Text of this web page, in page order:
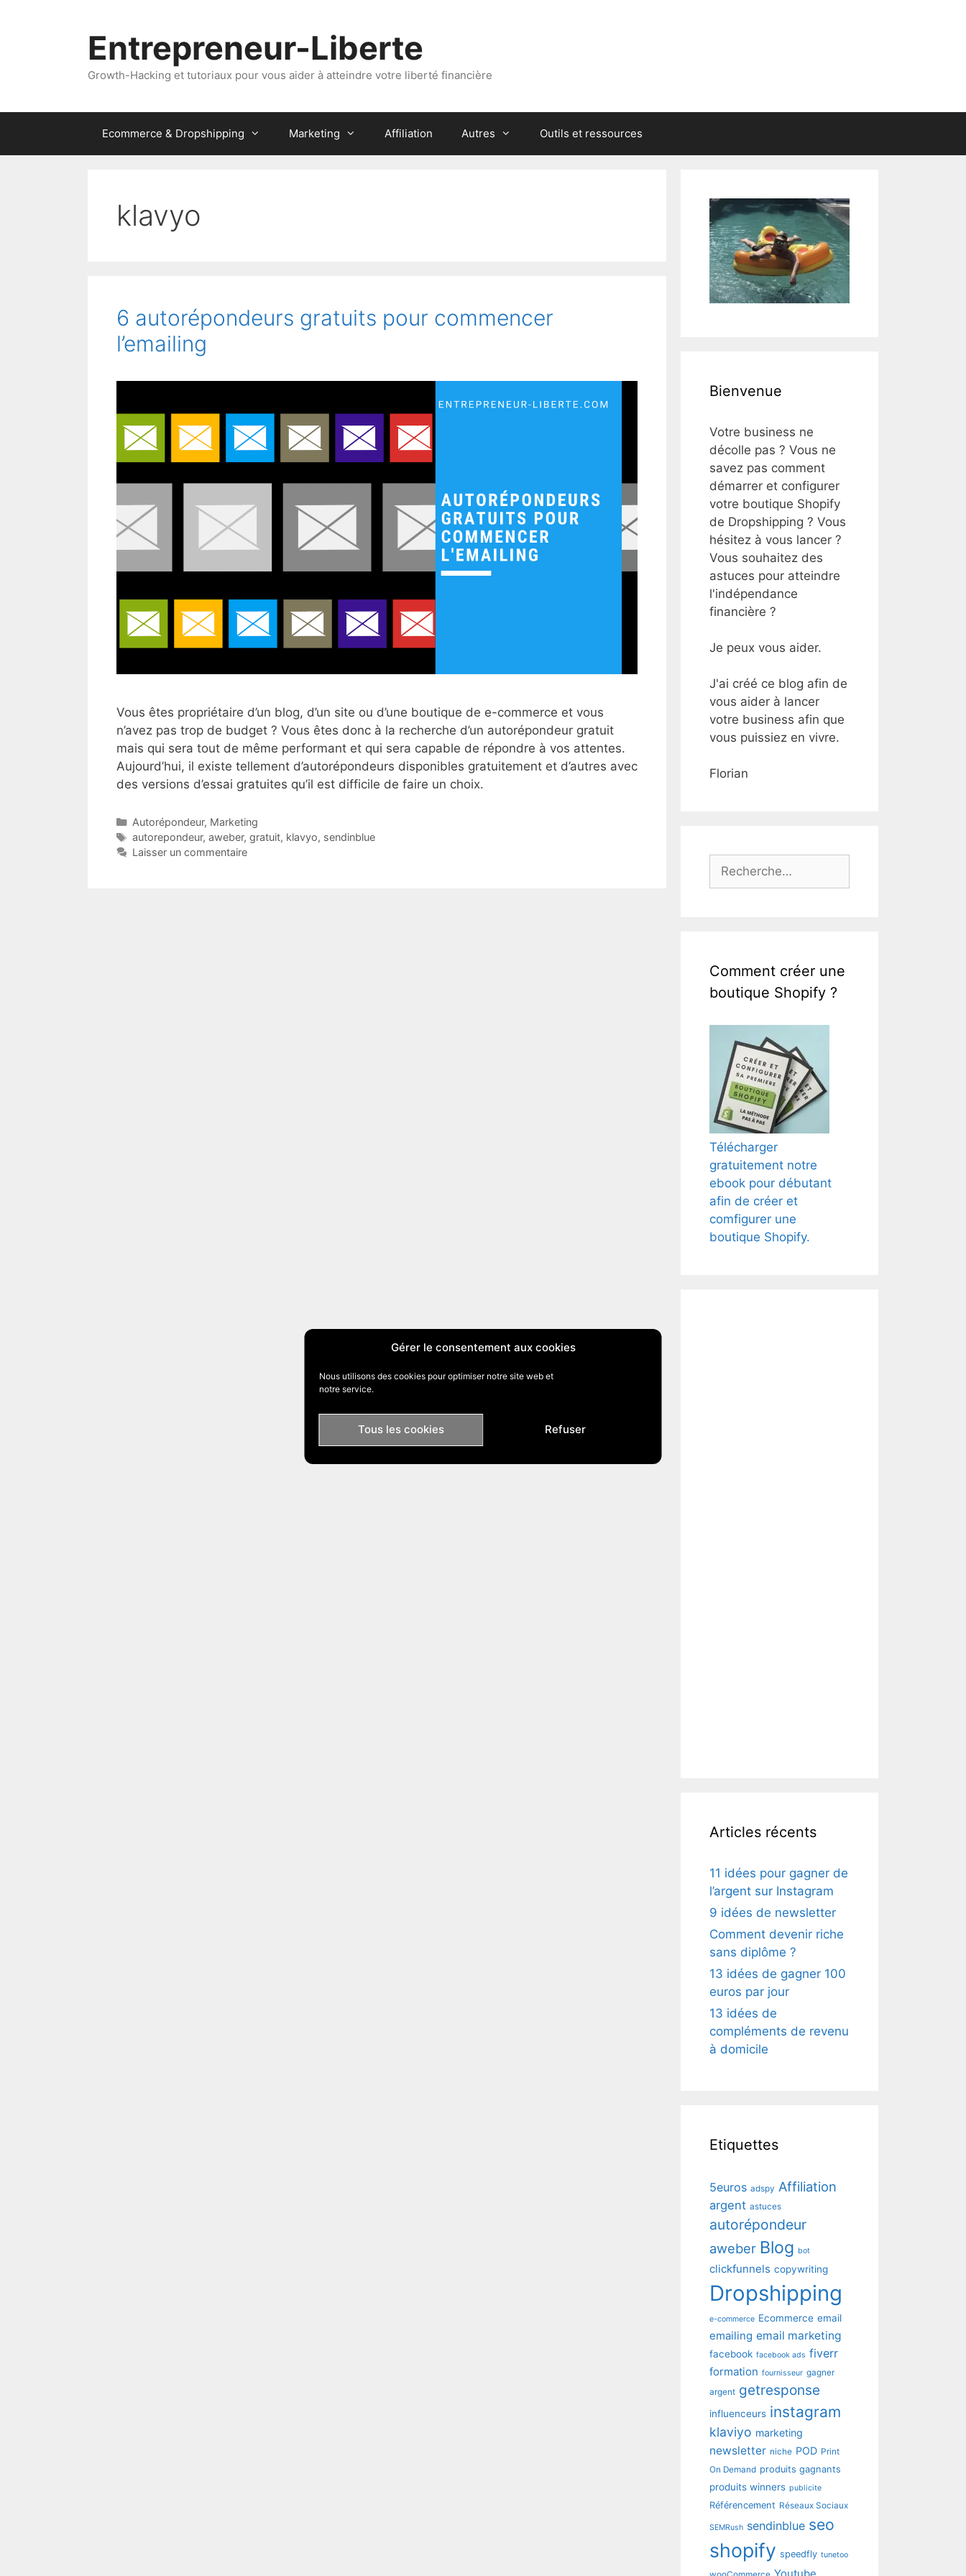
Gérer le consentement aux cookies
Nous utilisons des cookies pour optimiser notre site web et
notre service.
Tous les cookies Refuser
Entrepreneur-Liberte
Growth-Hacking et tutoriaux pour vous aider à atteindre votre liberté financière
Ecommerce & Dropshipping Marketing Affiliation Autres Outils et ressources
klavyo
6 autorépondeurs gratuits pour commencer
l’emailing
Vous êtes propriétaire d’un blog, d’un site ou d’une boutique de e-commerce et vous
n’avez pas trop de budget ? Vous êtes donc à la recherche d’un autorépondeur gratuit
mais qui sera tout de même performant et qui sera capable de répondre à vos attentes.
Aujourd’hui, il existe tellement d’autorépondeurs disponibles gratuitement et d’autres avec
des versions d’essai gratuites qu’il est difficile de faire un choix.
Catégories
Autorépondeur, Marketing
Étiquettes
autorepondeur, aweber, gratuit, klavyo, sendinblue
Laisser un commentaire
Bienvenue
Votre business ne
décolle pas ? Vous ne
savez pas comment
démarrer et configurer
votre boutique Shopify
de Dropshipping ? Vous
hésitez à vous lancer ?
Vous souhaitez des
astuces pour atteindre
l'indépendance
financière ?
Je peux vous aider.
J'ai créé ce blog afin de
vous aider à lancer
votre business afin que
vous puissiez en vivre.
Florian
Rechercher :
Comment créer une
boutique Shopify ?
Télécharger
gratuitement notre
ebook pour débutant
afin de créer et
comfigurer une
boutique Shopify.
Articles récents
11 idées pour gagner de
l’argent sur Instagram
9 idées de newsletter
Comment devenir riche
sans diplôme ?
13 idées de gagner 100
euros par jour
13 idées de
compléments de revenu
à domicile
Etiquettes
5euros adspy Affiliation
argent astuces
autorépondeur
aweber Blog bot
clickfunnels copywriting
Dropshipping
e-commerce Ecommerce email
emailing email marketing
facebook facebook ads fiverr
formation fournisseur gagner
argent getresponse
influenceurs instagram
klaviyo marketing
newsletter niche POD Print
On Demand produits gagnants
produits winners publicite
Référencement Réseaux Sociaux
SEMRush sendinblue seo
shopify speedfly tunetoo